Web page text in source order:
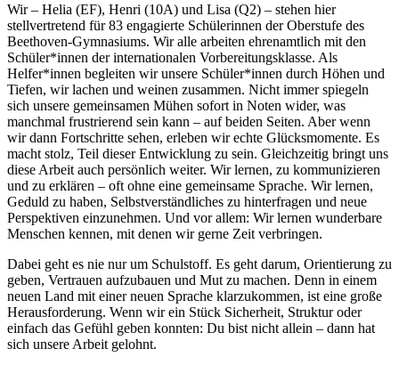
Wir – Helia (EF), Henri (10A) und Lisa (Q2) – stehen hier
stellvertretend für 83 engagierte Schülerinnen der Oberstufe des
Beethoven-Gymnasiums. Wir alle arbeiten ehrenamtlich mit den
Schüler*innen der internationalen Vorbereitungsklasse. Als
Helfer*innen begleiten wir unsere Schüler*innen durch Höhen und
Tiefen, wir lachen und weinen zusammen. Nicht immer spiegeln
sich unsere gemeinsamen Mühen sofort in Noten wider, was
manchmal frustrierend sein kann – auf beiden Seiten. Aber wenn
wir dann Fortschritte sehen, erleben wir echte Glücksmomente. Es
macht stolz, Teil dieser Entwicklung zu sein. Gleichzeitig bringt uns
diese Arbeit auch persönlich weiter. Wir lernen, zu kommunizieren
und zu erklären – oft ohne eine gemeinsame Sprache. Wir lernen,
Geduld zu haben, Selbstverständliches zu hinterfragen und neue
Perspektiven einzunehmen. Und vor allem: Wir lernen wunderbare
Menschen kennen, mit denen wir gerne Zeit verbringen.
Dabei geht es nie nur um Schulstoff. Es geht darum, Orientierung zu
geben, Vertrauen aufzubauen und Mut zu machen. Denn in einem
neuen Land mit einer neuen Sprache klarzukommen, ist eine große
Herausforderung. Wenn wir ein Stück Sicherheit, Struktur oder
einfach das Gefühl geben konnten: Du bist nicht allein – dann hat
sich unsere Arbeit gelohnt.